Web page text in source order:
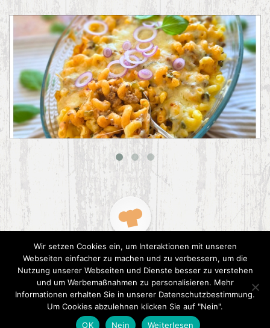
Big Mac Nudelauflauf
2015 CookPress. All right reserved.Datenschutz
Wir setzen Cookies ein, um Interaktionen mit unseren
Webseiten einfacher zu machen und zu verbessern, um die
Nutzung unserer Webseiten und Dienste besser zu verstehen
und um Werbemaßnahmen zu personalisieren. Mehr
Informationen erhalten Sie in unserer Datenschutzbestimmung.
Um Cookies abzulehnen klicken Sie auf "Nein".
OK
Nein Weiterlesen